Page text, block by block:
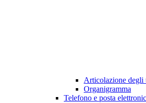
Articolazione degli
Organigramma
Telefono e posta